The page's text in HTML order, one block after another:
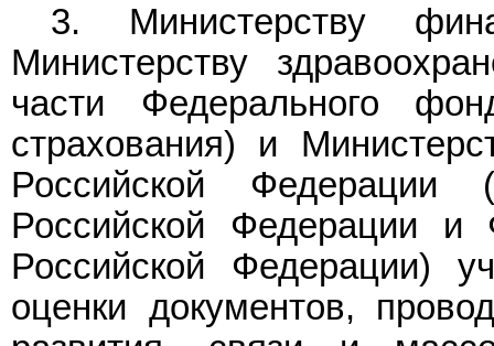
3. Министерству
Министерству
части Федерального
страхования) и
Российской
Российской Федерации и
Российской Федерации)
оценки документов,